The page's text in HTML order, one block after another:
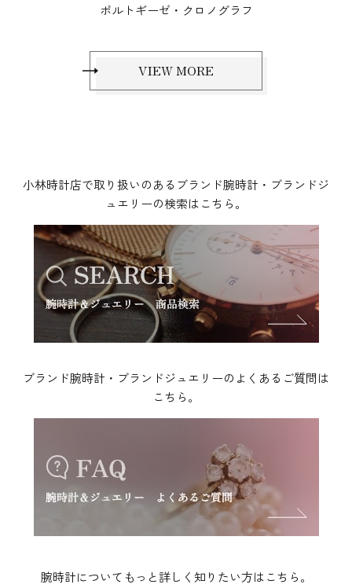
アヴァンギャルドスケルトン
VIEW MORE
小林時計店で取り扱いのあるブランド腕時計・ブランドジ
ュエリーの検索はこちら。
ブランド腕時計・ブランドジュエリーのよくあるご質問は
こちら。
腕時計についてもっと詳しく知りたい方はこちら。